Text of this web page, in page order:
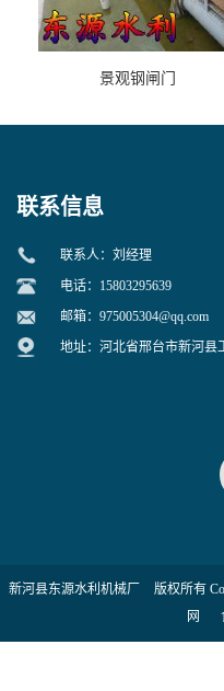
景观钢闸门
联系信息
联系人：刘经理
电话：15803295639
邮箱： 975005304@qq.com
地址：河北省邢台市新河县
新河县东源水利机械厂 版权所有
网